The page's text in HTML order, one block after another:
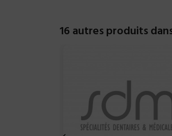
16 autres produits